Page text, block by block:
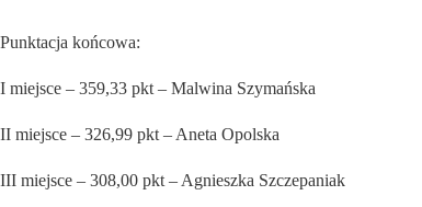
Punktacja końcowa:
I miejsce – 359,33 pkt – Malwina Szymańska
II miejsce – 326,99 pkt – Aneta Opolska
III miejsce – 308,00 pkt – Agnieszka Szczepaniak